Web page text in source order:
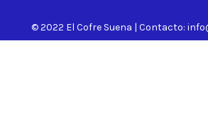
© 2022 El Cofre Suena | Contacto: